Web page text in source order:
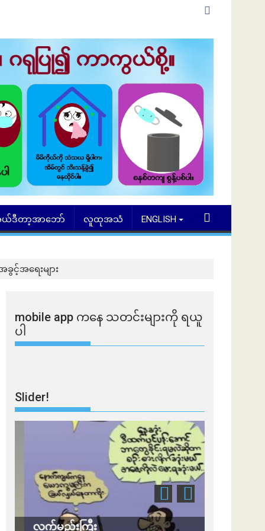
ဒီတာ့အာဘော် လူထုအသံ ENGLISH
င့်အရေးများ
mobile app ​​ကနေ ​​သတင်းများကို ရယူ
ပါ
Slider!
လက်မည်းကြီး